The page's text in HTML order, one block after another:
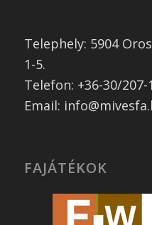
Telephely: 5904
1-5.
Telefon: +36-30/207-
Email:
FAJÁTÉKOK